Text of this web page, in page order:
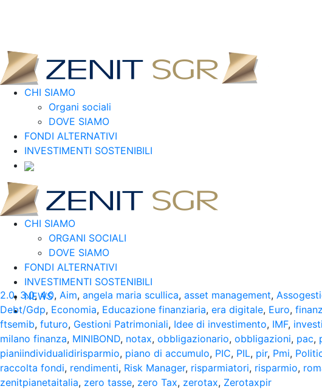
CHI SIAMO
Organi sociali
DOVE SIAMO
FONDI ALTERNATIVI
INVESTIMENTI SOSTENIBILI
CHI SIAMO
ORGANI SOCIALI
DOVE SIAMO
FONDI ALTERNATIVI
INVESTIMENTI SOSTENIBILI
NEWS
2.0, 3.0,4.0, Aim, angela maria scullica, asset management,
Debt/Gdp, Economia, Educazione finanziaria, era digitale, Euro,
ftsemib, futuro, Gestioni Patrimoniali, Idee di investimento, IMF,
milano finanza, MINIBOND, notax, obbligazionario, obbligazioni, pac,
pianiindividualidirisparmio, piano di accumulo, PIC, PIL, pir, Pmi,
raccolta fondi, rendimenti, Risk Manager, risparmiatori, risparmio,
zenitpianetaitalia, zero tasse, zero Tax, zerotax, Zerotaxpir